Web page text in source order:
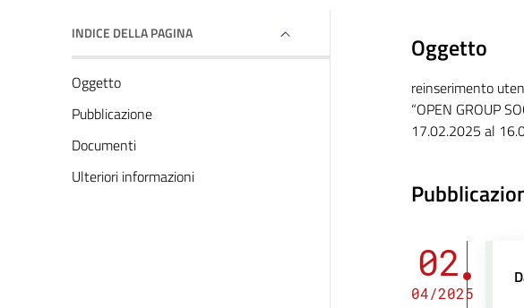
INDICE DELLA PAGINA
Oggetto
Pubblicazione
Documenti
Ulteriori informazioni
Oggetto
reinserimento
“OPEN GROUP
17.02.2025 al
02
04/2025